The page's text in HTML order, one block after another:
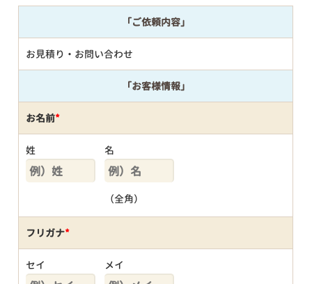
「ご依頼内容」
お見積り・お問い合わせ
「お客様情報」
お名前*
姓 名
（全角）
フリガナ*
セイ メイ